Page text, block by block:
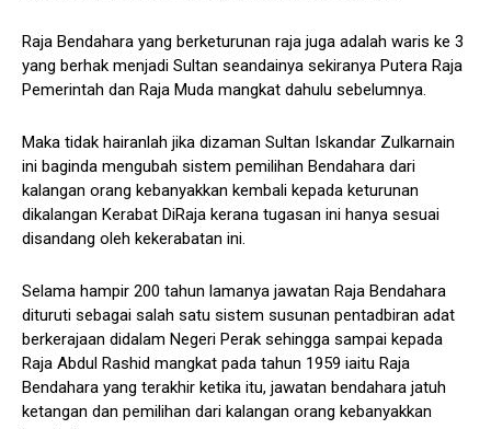
Raja Bendahara yang berketurunan raja juga adalah waris ke 3
yang berhak menjadi Sultan seandainya sekiranya Putera Raja
Pemerintah dan Raja Muda mangkat dahulu sebelumnya.
Maka tidak hairanlah jika dizaman Sultan Iskandar Zulkarnain
ini baginda mengubah sistem pemilihan Bendahara dari
kalangan orang kebanyakkan kembali kepada keturunan
dikalangan Kerabat DiRaja kerana tugasan ini hanya sesuai
disandang oleh kekerabatan ini.
Selama hampir 200 tahun lamanya jawatan Raja Bendahara
dituruti sebagai salah satu sistem susunan pentadbiran adat
berkerajaan didalam Negeri Perak sehingga sampai kepada
Raja Abdul Rashid mangkat pada tahun 1959 iaitu Raja
Bendahara yang terakhir ketika itu, jawatan bendahara jatuh
ketangan dan pemilihan dari kalangan orang kebanyakkan